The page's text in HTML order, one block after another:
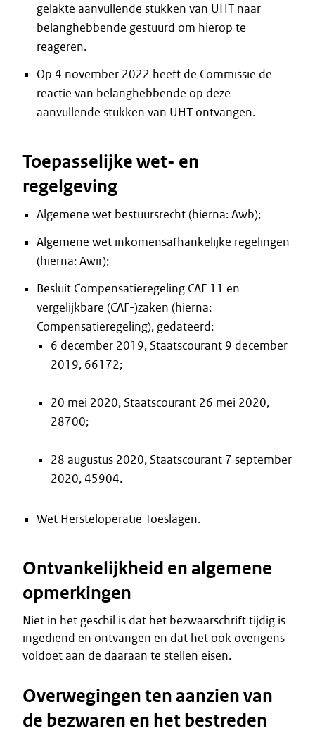
gelakte aanvullende stukken van UHT naar
belanghebbende gestuurd om hierop te
reageren.
Op 4 november 2022 heeft de Commissie de
reactie van belanghebbende op deze
aanvullende stukken van UHT ontvangen.
Toepasselijke wet- en
regelgeving
Algemene wet bestuursrecht (hierna: Awb);
Algemene wet inkomensafhankelijke regelingen
(hierna: Awir);
Besluit Compensatieregeling CAF 11 en
vergelijkbare (CAF-)zaken (hierna:
Compensatieregeling), gedateerd:
6 december 2019, Staatscourant 9 december
2019, 66172;
20 mei 2020, Staatscourant 26 mei 2020,
28700;
28 augustus 2020, Staatscourant 7 september
2020, 45904.
Wet Hersteloperatie Toeslagen.
Ontvankelijkheid en algemene
opmerkingen
Niet in het geschil is dat het bezwaarschrift tijdig is
ingediend en ontvangen en dat het ook overigens
voldoet aan de daaraan te stellen eisen.
Overwegingen ten aanzien van
de bezwaren en het bestreden